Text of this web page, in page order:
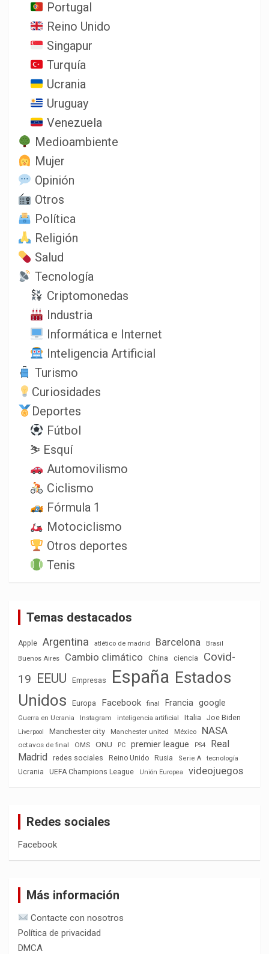
Portugal
Reino Unido
Singapur
Turquía
Ucrania
Uruguay
Venezuela
Medioambiente
Mujer
Opinión
Otros
Política
Religión
Salud
Tecnología
Criptomonedas
Industria
Informática e Internet
Inteligencia Artificial
Turismo
Curiosidades
Deportes
Fútbol
⛷️ Esquí
Automovilismo
Ciclismo
Fórmula 1
Motociclismo
Otros deportes
Tenis
Temas destacados
Apple Argentina atlético de madrid Barcelona
Brasil
Buenos Aires
Cambio climático China ciencia
Covid-
19 EEUU Empresas España Estados
Unidos
Europa Facebook final Francia google
Guerra en Ucrania Instagram inteligencia artificial Italia Joe Biden
Liverpool Manchester city Manchester united México NASA
octavos de final OMS ONU PC premier league PS4
Real
Madrid
redes sociales Reino Unido Rusia Serie A
tecnología
Ucrania
UEFA Champions League Unión Europea videojuegos
Redes sociales
Facebook
Más información
Contacte con nosotros
Política de privacidad
DMCA